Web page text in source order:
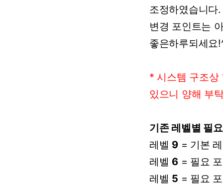
조정하였습니다.
변경 포인트는
좋은하루되세요
* 시스템 구조상
있으니 양해 부
기존 레벨별 필요
레벨 9 = 기본
레벨 6 = 필요
레벨 5 = 필요